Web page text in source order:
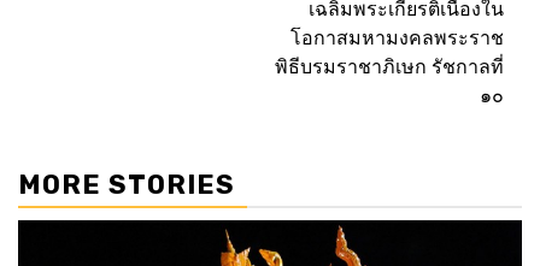
เฉลิมพระเกียรติเนื่องใน
โอกาสมหามงคลพระราช
พิธีบรมราชาภิเษก รัชกาลที่
๑๐
MORE STORIES